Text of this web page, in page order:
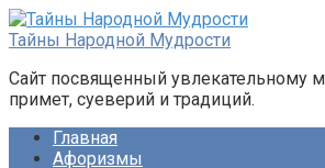
Перейти
к
Тайны Народной Мудрости
Сайт посвященный увлекательному
примет, суеверий и традиций.
Главная
Афоризмы